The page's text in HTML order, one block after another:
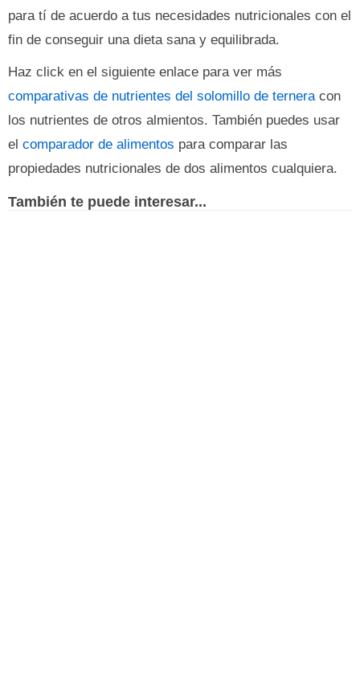
para tí de acuerdo a tus necesidades nutricionales con el
fin de conseguir una dieta sana y equilibrada.
Haz click en el siguiente enlace para ver más
comparativas de nutrientes del solomillo de terneracon
los nutrientes de otros almientos. También puedes usar
el comparador de alimentos para comparar las
propiedades nutricionales de dos alimentos cualquiera.
También te puede interesar...